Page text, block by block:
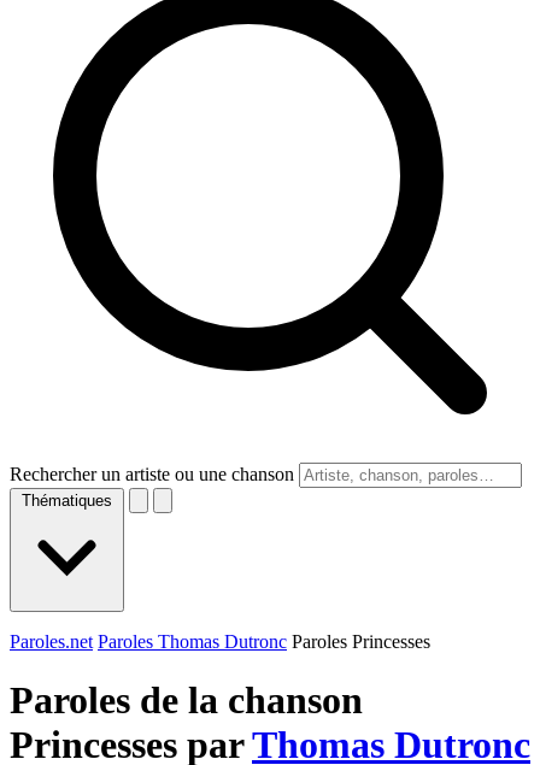
Rechercher un artiste ou une chanson
Thématiques
Paroles.net Paroles Thomas Dutronc Paroles Princesses
Paroles de la chanson
Princesses parThomas Dutronc